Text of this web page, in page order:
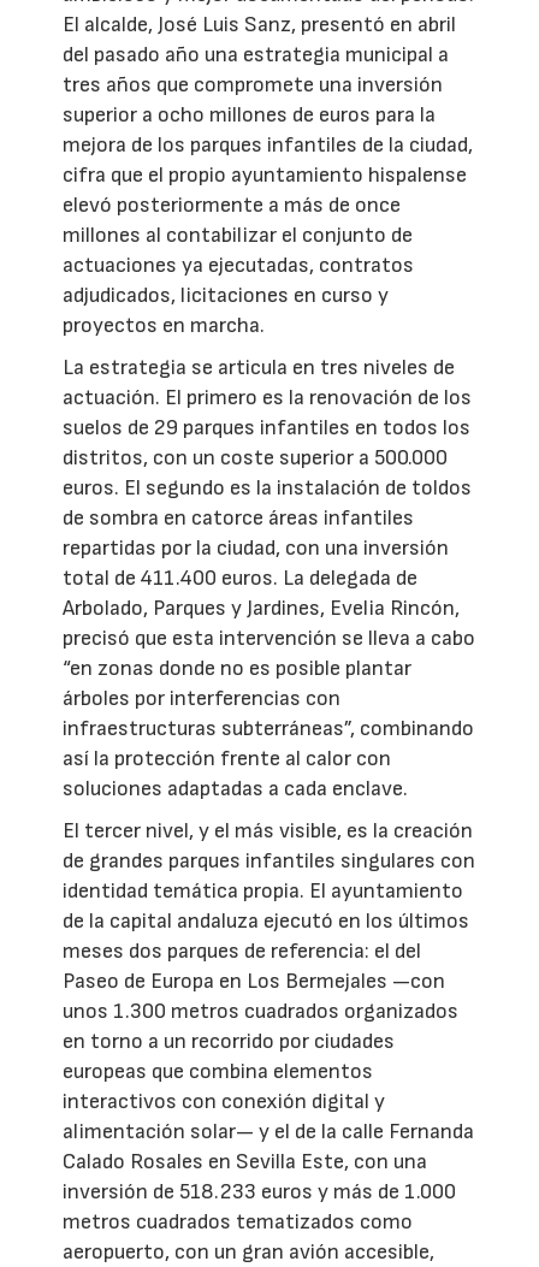
El alcalde, José Luis Sanz, presentó en abril
del pasado año una estrategia municipal a
tres años que compromete una inversión
superior a ocho millones de euros para la
mejora de los parques infantiles de la ciudad,
cifra que el propio ayuntamiento hispalense
elevó posteriormente a más de once
millones al contabilizar el conjunto de
actuaciones ya ejecutadas, contratos
adjudicados, licitaciones en curso y
proyectos en marcha.
La estrategia se articula en tres niveles de
actuación. El primero es la renovación de los
suelos de 29 parques infantiles en todos los
distritos, con un coste superior a 500.000
euros. El segundo es la instalación de toldos
de sombra en catorce áreas infantiles
repartidas por la ciudad, con una inversión
total de 411.400 euros. La delegada de
Arbolado, Parques y Jardines, Evelia Rincón,
precisó que esta intervención se lleva a cabo
“en zonas donde no es posible plantar
árboles por interferencias con
infraestructuras subterráneas”, combinando
así la protección frente al calor con
soluciones adaptadas a cada enclave.
El tercer nivel, y el más visible, es la creación
de grandes parques infantiles singulares con
identidad temática propia. El ayuntamiento
de la capital andaluza ejecutó en los últimos
meses dos parques de referencia: el del
Paseo de Europa en Los Bermejales —con
unos 1.300 metros cuadrados organizados
en torno a un recorrido por ciudades
europeas que combina elementos
interactivos con conexión digital y
alimentación solar— y el de la calle Fernanda
Calado Rosales en Sevilla Este, con una
inversión de 518.233 euros y más de 1.000
metros cuadrados tematizados como
aeropuerto, con un gran avión accesible,